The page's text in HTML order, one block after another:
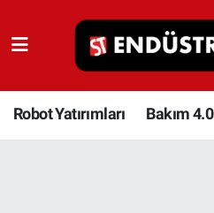
Robot Yatırımları Bakım 4.0
Robot Yatırımları
Bakım 4.0